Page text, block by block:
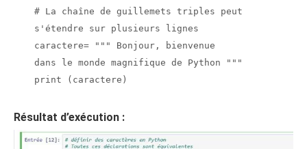
# La chaîne de guillemets triples peut
s'étendre sur plusieurs lignes
caractere= """ Bonjour, bienvenue
dans le monde magnifique de Python """
print (caractere)
Résultat d’exécution :